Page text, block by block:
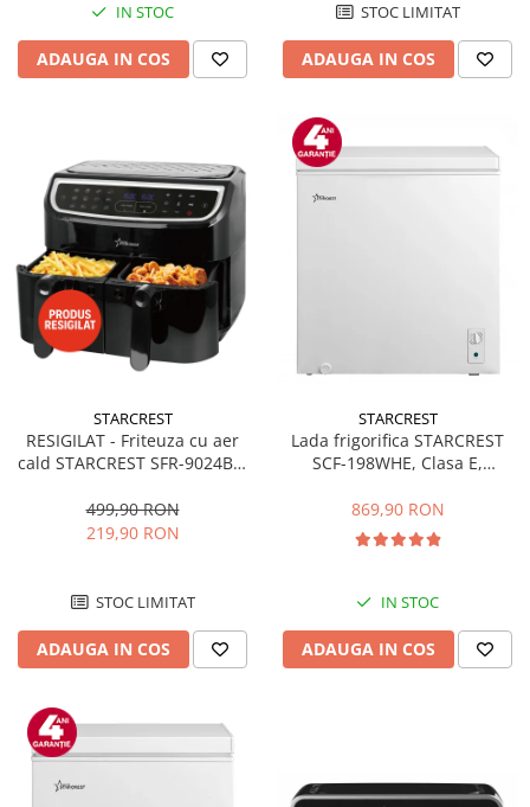
IN STOC
ADAUGA IN COS
STOC LIMITAT
ADAUGA IN COS
STARCREST
RESIGILAT - Friteuza cu aer
cald STARCREST SFR-9024BK,
Termostat 80 - 200 °C, 12
programe, Negru
499,90 RON
219,90 RON
STOC LIMITAT
ADAUGA IN COS
STARCREST
Lada frigorifica STARCREST
SCF-198WHE, Clasa E,
convertibil - functie frigider,
Termostat reglabil, Alb
869,90 RON
IN STOC
ADAUGA IN COS